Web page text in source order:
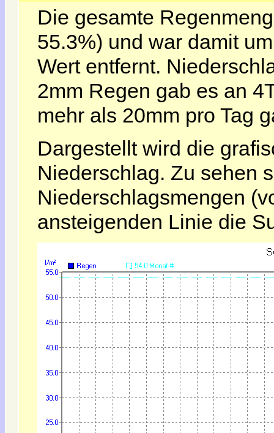
Die gesamte
55.3%) und war damit
Wert entfernt.
2mm Regen gab es an
mehr als 20mm pro Tag
Dargestellt wird die
Niederschlag. Zu sehen
Niederschlagsmengen
ansteigenden Linie die